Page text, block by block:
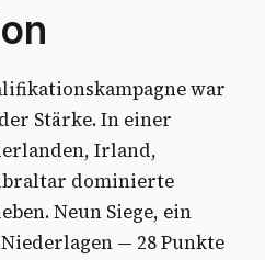
war
Stärke. In einer
Irland,
dominierte
Neun Siege, ein
— 28 Punkte